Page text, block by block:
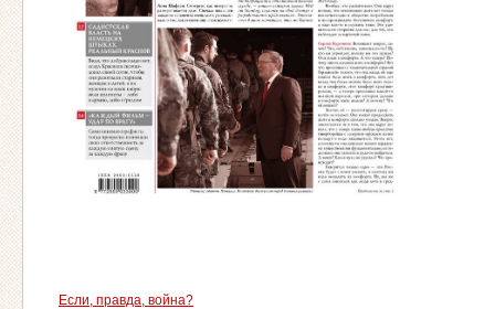
Если, правда, война?